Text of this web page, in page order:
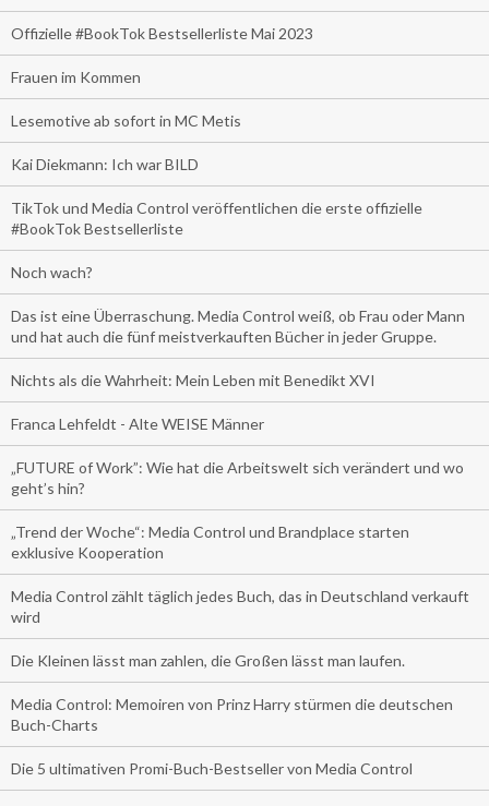
Offizielle #BookTok Bestsellerliste Mai 2023
Frauen im Kommen
Lesemotive ab sofort in MC Metis
Kai Diekmann: Ich war BILD
TikTok und Media Control veröffentlichen die erste offizielle
#BookTok Bestsellerliste
Noch wach?
Das ist eine Überraschung. Media Control weiß, ob Frau oder Mann
und hat auch die fünf meistverkauften Bücher in jeder Gruppe.
Nichts als die Wahrheit: Mein Leben mit Benedikt XVI
Franca Lehfeldt - Alte WEISE Männer
„FUTURE of Work”: Wie hat die Arbeitswelt sich verändert und wo
geht’s hin?
„Trend der Woche“: Media Control und Brandplace starten
exklusive Kooperation
Media Control zählt täglich jedes Buch, das in Deutschland verkauft
wird
Die Kleinen lässt man zahlen, die Großen lässt man laufen.
Media Control: Memoiren von Prinz Harry stürmen die deutschen
Buch-Charts
Die 5 ultimativen Promi-Buch-Bestseller von Media Control